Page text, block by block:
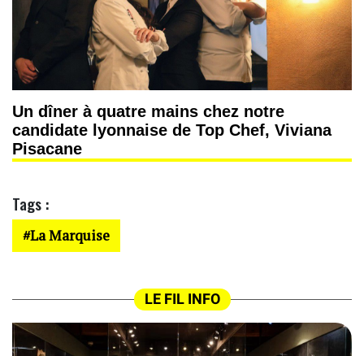
Un dîner à quatre mains chez notre
candidate lyonnaise de Top Chef, Viviana
Pisacane
Tags :
La Marquise
LE FIL INFO